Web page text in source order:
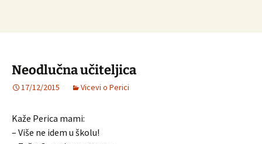
Neodlučna učiteljica
17/12/2015 Vicevi o Perici
Kaže Perica mami:
– Više ne idem u školu!